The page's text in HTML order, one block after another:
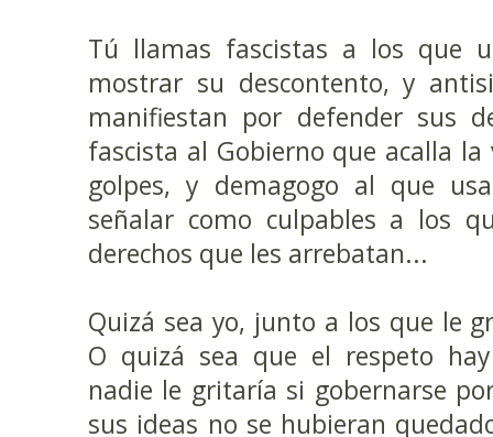
Tú llamas fascistas a los que
mostrar su descontento, y
manifiestan por defender sus
fascista al Gobierno que acalla
golpes, y demagogo al que
señalar como culpables a los
derechos que les arrebatan...
Quizá sea yo, junto a los que le
O quizá sea que el respeto
nadie le gritaría si gobernarse
sus ideas no se hubieran